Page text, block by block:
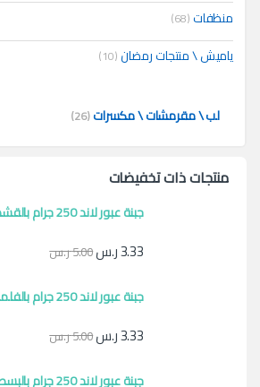
منظفات(68)
ياميش \ منتجات رمضان(10)
لب \ مقرمشات \ مكسرات(26)
منتجات ذات تخفيضات
جبنة عبور لاند 250 جرام بالقشطه
3.33ر.س5.00ر.س
جبنة عبور لاند 250 جرام بالفلمنك
3.33ر.س5.00ر.س
جبنة عبور لاند 250 جرام بالبسطرمه